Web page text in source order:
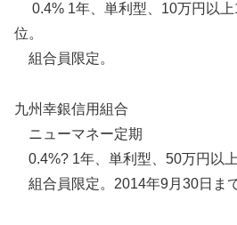
0.4% 1年、単利型、10万円以上
位。
組合員限定。
九州幸銀信用組合
ニューマネー定期
0.4%? 1年、単利型、50万円以
組合員限定。2014年9月30日まで